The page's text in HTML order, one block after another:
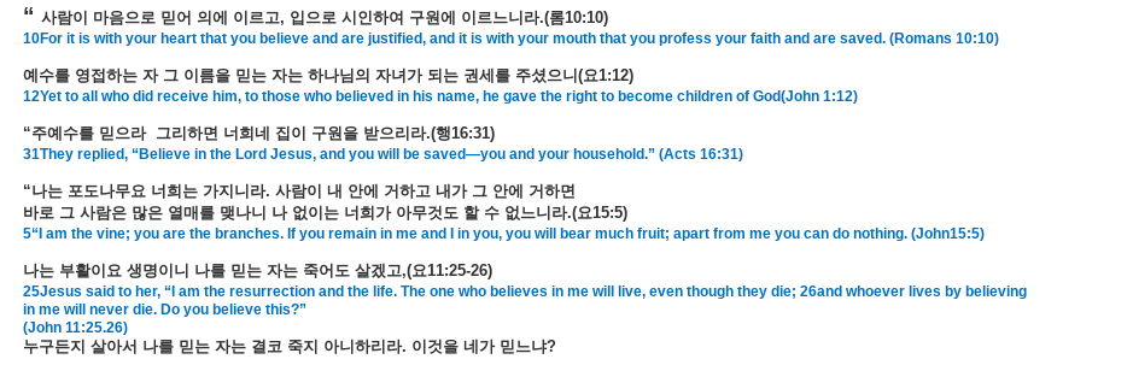
“ 사람이 마음으로 믿어 의에 이르고, 입으로 시인하여 구원에 이르느니라.(롬10:10)
10For it is with your heart that you believe and are justified, and it is with your mouth that you profess your faith and are saved. (Romans 10:10)
예수를 영접하는 자 그 이름을 믿는 자는 하나님의 자녀가 되는 권세를 주셨으니 (요1:12)
12Yet to all who did receive him, to those who believed in his name, he gave the right to become children of God(John 1:12)
“주예수를 믿으라 그리하면 너희네 집이 구원을 받으리라.(행16:31)
31They replied, “Believe in the Lord Jesus, and you will be saved—you and your household.” (Acts 16:31)
“나는 포도나무요 너희는 가지니라. 사람이 내 안에 거하고 내가 그 안에
거하면
바로 그 사람은 많은 열매를 맺나니 나 없이는 너희가 아무것도 할 수 없느니라.(요15:5)
5“I am the vine; you are the branches. If you remain in me and I in you, you will bear much fruit; apart from me you can do nothing. (John15:5)
나는 부활이요 생명이니 나를 믿는 자는 죽어도 살겠고,(요11:25-26)
25Jesus said to her, “I am the resurrection and the life. The one who believes in me will live, even though they die; 26and whoever lives by believing
in me will never die. Do you believe this?”
(John 11:25.26)
누구든지 살아서 나를 믿는 자는 결코 죽지 아니하리라. 이것을 네가 믿느냐?